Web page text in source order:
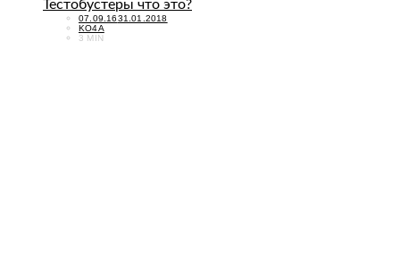
Тестобустеры что это?
POSTED
ON
07.09.1631.01.2018
KO4A
3 MIN